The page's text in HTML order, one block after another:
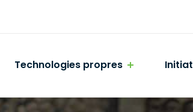
Technologies propres